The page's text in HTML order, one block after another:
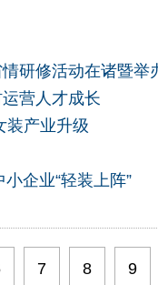
研修活动在诸暨举
营人才成长
装产业升级
企业“轻装上阵”
7 8 9